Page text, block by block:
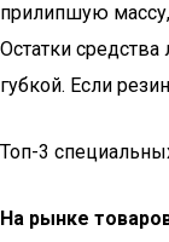
прилипшую
Остатки
губкой. Если
Топ-3
На рынке